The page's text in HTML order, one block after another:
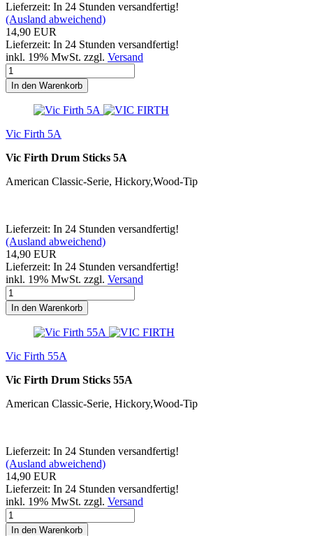
Lieferzeit: In 24 Stunden versandfertig!
(Ausland abweichend)
14,90 EUR
Lieferzeit: In 24 Stunden versandfertig!
inkl. 19% MwSt. zzgl. Versand
In den Warenkorb
Vic Firth 5A
Vic Firth Drum Sticks 5A
American Classic-Serie, Hickory,Wood-Tip
Lieferzeit: In 24 Stunden versandfertig!
(Ausland abweichend)
14,90 EUR
Lieferzeit: In 24 Stunden versandfertig!
inkl. 19% MwSt. zzgl. Versand
In den Warenkorb
Vic Firth 55A
Vic Firth Drum Sticks 55A
American Classic-Serie, Hickory,Wood-Tip
Lieferzeit: In 24 Stunden versandfertig!
(Ausland abweichend)
14,90 EUR
Lieferzeit: In 24 Stunden versandfertig!
inkl. 19% MwSt. zzgl. Versand
In den Warenkorb